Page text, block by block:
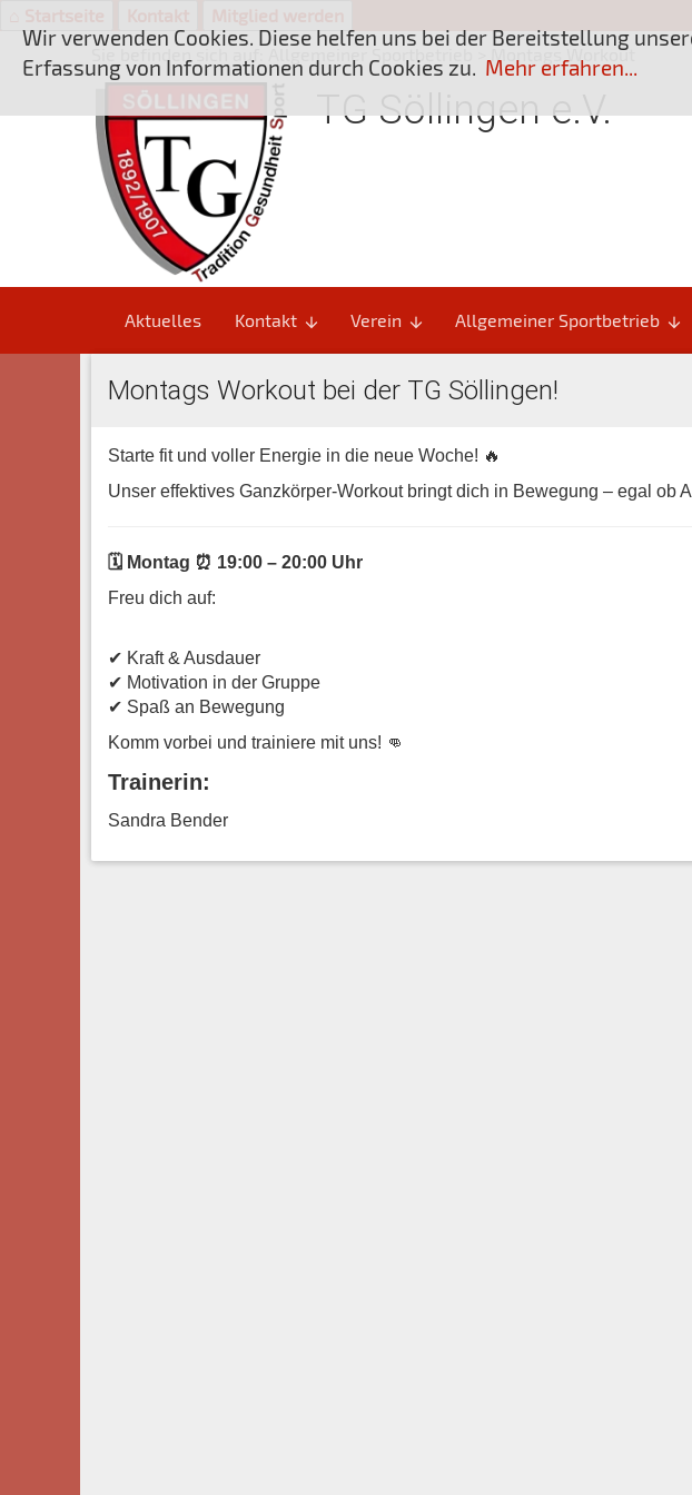
> Montags Workout
TG Söllingen e.V.
Aktuelles Kontakt arrow_downward Verein arrow_downward Allgemeiner Sportbetrieb arrow_downward
Montags Workout bei der TG Söllingen!
Starte fit und voller Energie in die neue Woche! 🔥
Unser effektives Ganzkörper-Workout bringt dich in Bewegung – egal ob
🗓 Montag ⏰ 19:00 – 20:00 Uhr
Freu dich auf:
✔ Kraft & Ausdauer
✔ Motivation in der Gruppe
✔ Spaß an Bewegung
Komm vorbei und trainiere mit uns! 👊
Trainerin:
Sandra Bender
Wir verwenden Cookies. Diese helfen uns bei der Bereitstellung
Erfassung von Informationen durch Cookies zu. Mehr erfahren...